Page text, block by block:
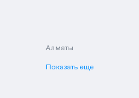
Алматы
Показать еще